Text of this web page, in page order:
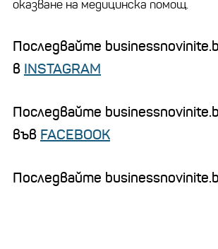
оказване на медицинска помощ.
Последвайте
в INSTAGRAM
Последвайте
във FACEBOOK
Последвайте